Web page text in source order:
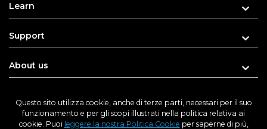
Learn
Support
About us
Enter your e-mail address for updates
Questo sito utilizza cookie, anche di terze parti, necessari per il suo
funzionamento e per gli scopi illustrati nella politica relativa ai
cookie. Puoi leggere la nostra Politica Cookie per saperne di più,